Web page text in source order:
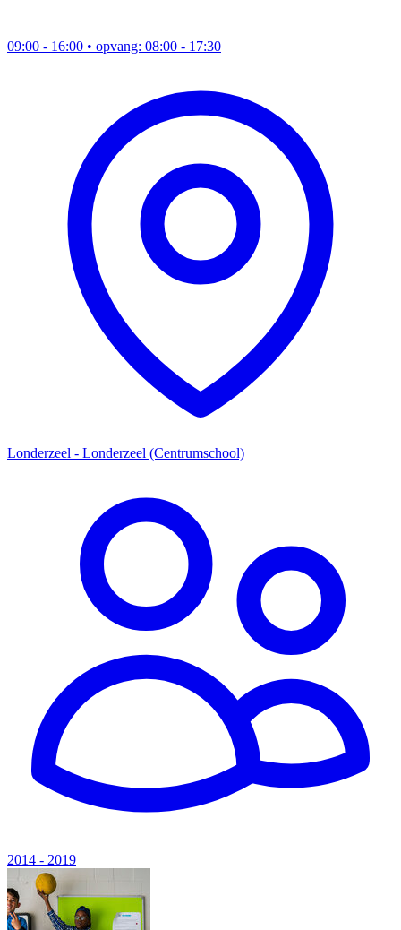
09:00 - 16:00 • opvang: 08:00 - 17:30
Londerzeel - Londerzeel (Centrumschool)
2014 - 2019